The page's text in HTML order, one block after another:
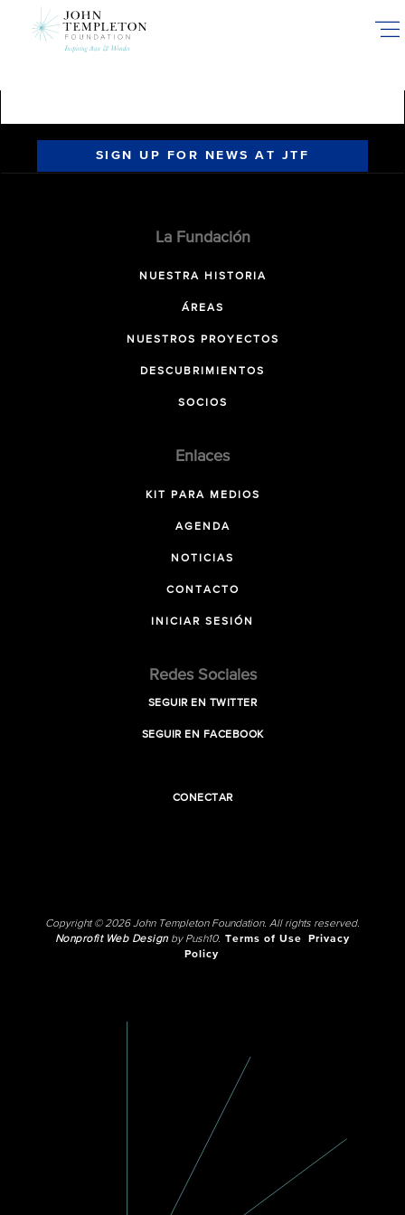
SIGN UP FOR NEWS AT JTF
La Fundación
NUESTRA HISTORIA
ÁREAS
NUESTROS PROYECTOS
DESCUBRIMIENTOS
SOCIOS
Enlaces
KIT PARA MEDIOS
AGENDA
NOTICIAS
CONTACTO
INICIAR SESIÓN
Redes Sociales
SEGUIR EN TWITTER
SEGUIR EN FACEBOOK
CONECTAR
Copyright © 2026 John Templeton Foundation. All rights reserved.
Nonprofit Web Designby Push10. Terms of Use
Privacy
Policy